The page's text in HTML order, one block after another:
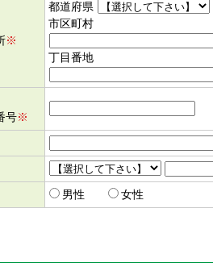
※
都道府県
市区町村
丁目番地
号※
男性
女性